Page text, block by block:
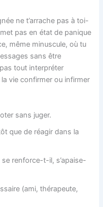
ne t’arrache pas à toi-
pas en état de panique
même minuscule, où tu
sans être
tout interpréter
vie confirmer ou infirmer
sans juger.
que de réagir dans la
renforce-t-il, s’apaise-
(ami, thérapeute,